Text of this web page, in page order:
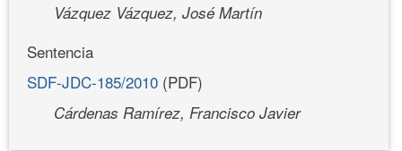
Vázquez Vázquez, José Martín
Sentencia
SDF-JDC-185/2010 (PDF)
Cárdenas Ramírez, Francisco Javier